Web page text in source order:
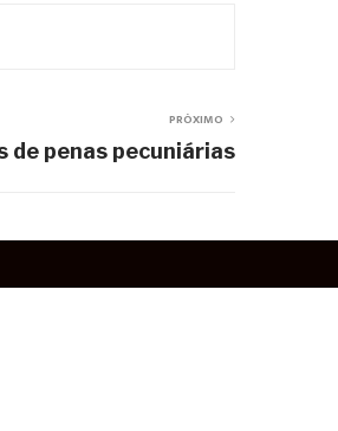
PRÓXIMO
de penas pecuniárias